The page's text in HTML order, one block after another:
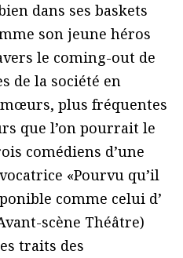
dans ses baskets
son jeune héros
le coming-out de
de la société en
plus fréquentes
que l’on pourrait le
comédiens d’une
«Pourvu qu’il
comme celui d’
scène Théâtre)
traits des